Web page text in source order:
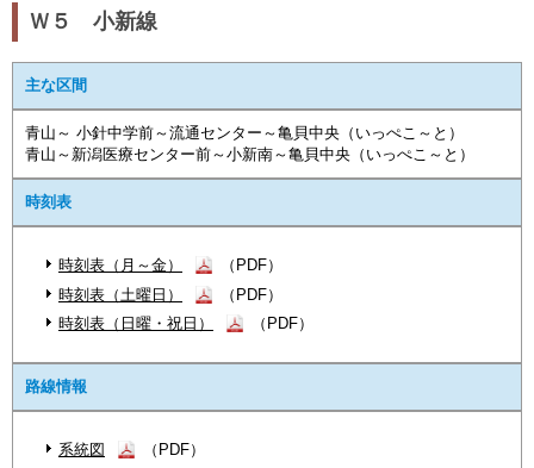
Ｗ５ 小新線
主な区間
青山～ 小針中学前～流通センター～亀貝中央（いっぺこ～と）
青山～新潟医療センター前～小新南～亀貝中央（いっぺこ～と）
時刻表
時刻表（月～金）
（PDF）
時刻表（土曜日）
（PDF）
時刻表（日曜・祝日）
（PDF）
路線情報
系統図
（PDF）